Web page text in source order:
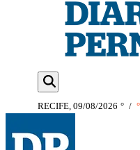
RECIFE, 09/08/2026 ° / °